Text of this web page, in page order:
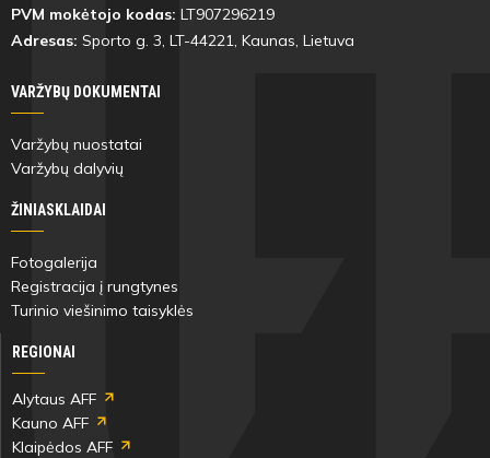
PVM mokėtojo kodas: LT907296219
Adresas: Sporto g. 3, LT-44221, Kaunas, Lietuva
VARŽYBŲ DOKUMENTAI
Varžybų nuostatai
Varžybų dalyvių
ŽINIASKLAIDAI
Fotogalerija
Registracija į rungtynes
Turinio viešinimo taisyklės
REGIONAI
Alytaus AFF
Kauno AFF
Klaipėdos AFF